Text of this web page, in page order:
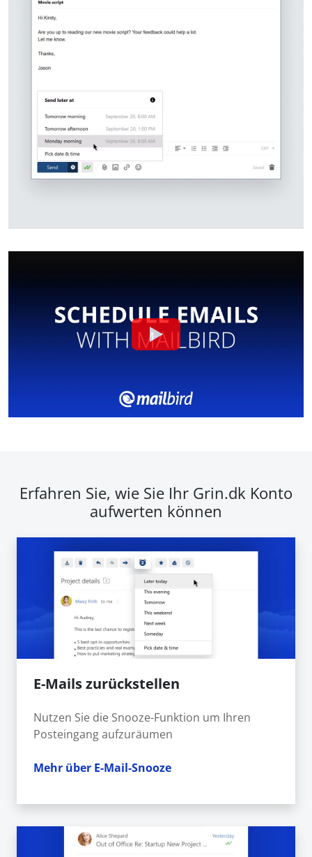
Erfahren Sie, wie Sie Ihr Grin.dk Konto
aufwerten können
E-Mails zurückstellen
Nutzen Sie die Snooze-Funktion um Ihren
Posteingang aufzuräumen
Mehr über E-Mail-Snooze